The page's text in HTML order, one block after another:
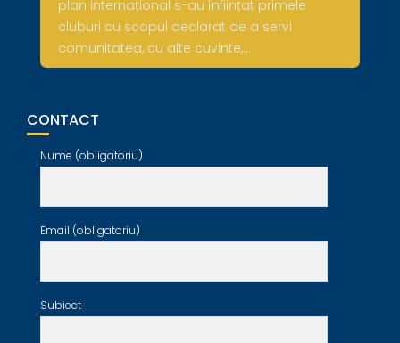
plan internațional s-au înființat primele
cluburi cu scopul declarat de a servi
comunitatea, cu alte cuvinte,…
CONTACT
Nume (obligatoriu)
Email (obligatoriu)
Subiect